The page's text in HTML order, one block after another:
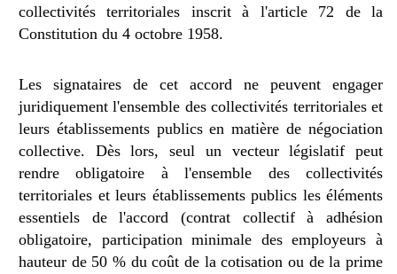
collectivités territoriales inscrit à l'article 72 de la
Constitution du 4 octobre 1958.
Les signataires de cet accord ne peuvent engager
juridiquement l'ensemble des collectivités territoriales et
leurs établissements publics en matière de négociation
collective. Dès lors, seul un vecteur législatif peut
rendre obligatoire à l'ensemble des collectivités
territoriales et leurs établissements publics les éléments
essentiels de l'accord (contrat collectif à adhésion
obligatoire, participation minimale des employeurs à
hauteur de 50 % du coût de la cotisation ou de la prime